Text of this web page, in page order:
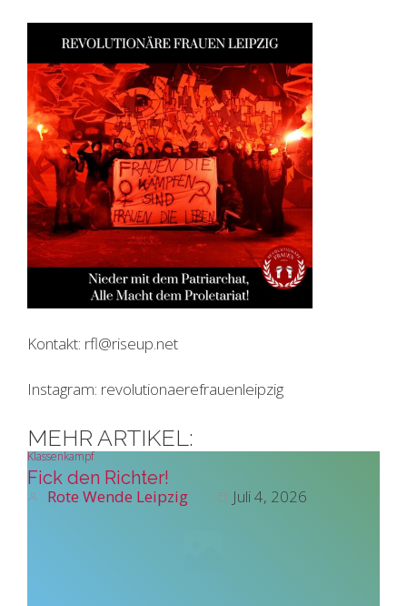
Kontakt: rfl@riseup.net
Instagram: revolutionaerefrauenleipzig
MEHR ARTIKEL:
Klassenkampf
Fick den Richter!
Rote Wende Leipzig Juli 4, 2026